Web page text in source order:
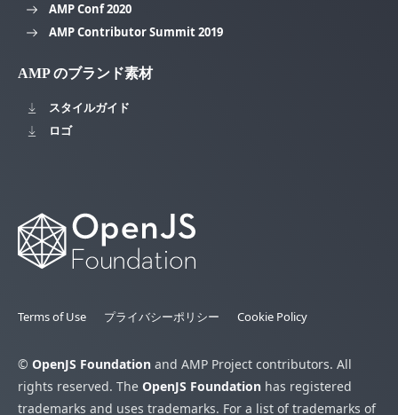
AMP Conf 2020
AMP Contributor Summit 2019
AMP のブランド素材
スタイルガイド
ロゴ
Terms of Use プライバシーポリシー Cookie Policy
© OpenJS Foundation and AMP Project contributors. All
rights reserved. The OpenJS Foundation has registered
trademarks and uses trademarks. For a list of trademarks of